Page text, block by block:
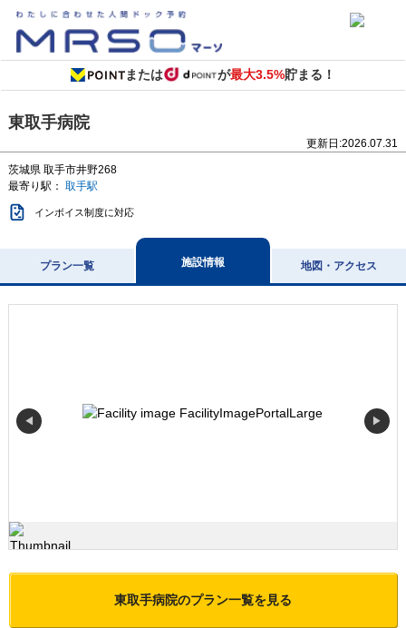
または が最大3.5%貯まる！
東取手病院
更新日:2026.07.31
茨城県 取手市井野268
最寄り駅： 取手駅
インボイス制度に対応
プラン一覧 施設情報 地図・アクセス
◀ ▶
東取手病院のプラン一覧を見る